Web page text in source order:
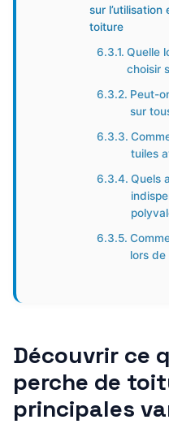
sur
toiture
Quelle
choisir
Peut-
sur
tuiles
Quels
lors de
Découvrir ce
perche de
principales